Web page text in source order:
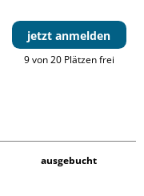
jetzt anmelden
9 von 20 Plätzen frei
ausgebucht